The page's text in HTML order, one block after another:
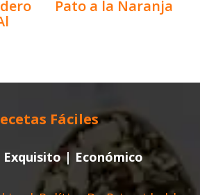
Pato a la Naranja
Fáciles
Exquisito | Económico